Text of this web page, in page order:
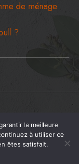
: où trouver ?
de ménage
Move.
Légales Sitemap
la meilleure
à utiliser ce
êtes satisfait.